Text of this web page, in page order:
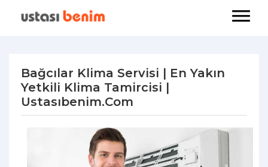
Bağcılar Klima Servisi | En Yakın
Yetkili Klima Tamircisi |
Ustasıbenim.com